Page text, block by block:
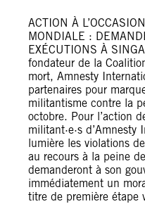
ACTION À
MONDIALE :
EXÉCUTIONS À
fondateur de la
mort, Amnesty
partenaires pour
militantisme contre la
octobre. Pour l’action
militant·e·s
lumière les violations
au recours à la peine
demanderont à son
immédiatement un
titre de première étape